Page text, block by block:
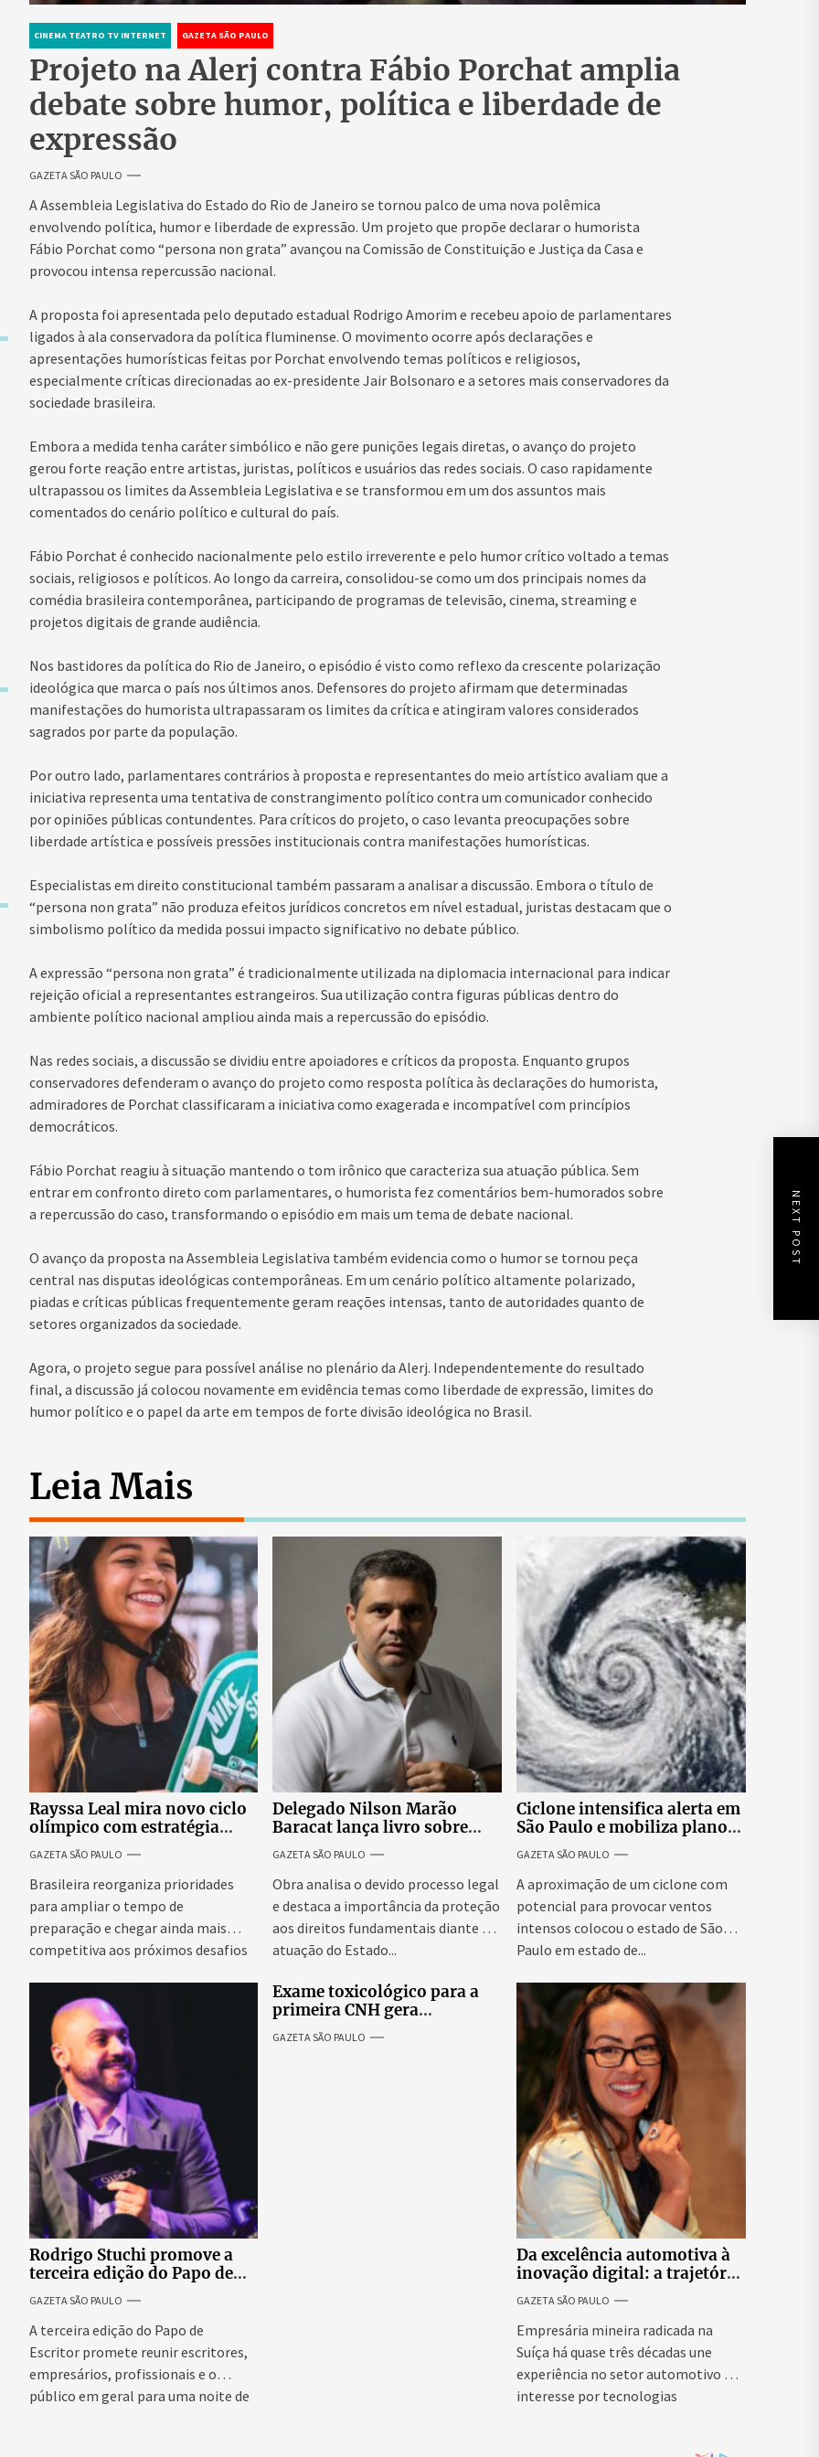
CINEMA TEATRO TV INTERNET GAZETA SÃO PAULO
Projeto na Alerj contra Fábio Porchat amplia
debate sobre humor, política e liberdade de
expressão
GAZETA SÃO PAULO
A Assembleia Legislativa do Estado do Rio de Janeiro se tornou palco de uma nova polêmica
envolvendo política, humor e liberdade de expressão. Um projeto que propõe declarar o humorista
Fábio Porchat como “persona non grata” avançou na Comissão de Constituição e Justiça da Casa e
provocou intensa repercussão nacional.
A proposta foi apresentada pelo deputado estadual Rodrigo Amorim e recebeu apoio de parlamentares
ligados à ala conservadora da política fluminense. O movimento ocorre após declarações e
apresentações humorísticas feitas por Porchat envolvendo temas políticos e religiosos,
especialmente críticas direcionadas ao ex-presidente Jair Bolsonaro e a setores mais conservadores da
sociedade brasileira.
Embora a medida tenha caráter simbólico e não gere punições legais diretas, o avanço do projeto
gerou forte reação entre artistas, juristas, políticos e usuários das redes sociais. O caso rapidamente
ultrapassou os limites da Assembleia Legislativa e se transformou em um dos assuntos mais
comentados do cenário político e cultural do país.
Fábio Porchat é conhecido nacionalmente pelo estilo irreverente e pelo humor crítico voltado a temas
sociais, religiosos e políticos. Ao longo da carreira, consolidou-se como um dos principais nomes da
comédia brasileira contemporânea, participando de programas de televisão, cinema, streaming e
projetos digitais de grande audiência.
Nos bastidores da política do Rio de Janeiro, o episódio é visto como reflexo da crescente polarização
ideológica que marca o país nos últimos anos. Defensores do projeto afirmam que determinadas
manifestações do humorista ultrapassaram os limites da crítica e atingiram valores considerados
sagrados por parte da população.
Por outro lado, parlamentares contrários à proposta e representantes do meio artístico avaliam que a
iniciativa representa uma tentativa de constrangimento político contra um comunicador conhecido
por opiniões públicas contundentes. Para críticos do projeto, o caso levanta preocupações sobre
liberdade artística e possíveis pressões institucionais contra manifestações humorísticas.
Especialistas em direito constitucional também passaram a analisar a discussão. Embora o título de
“persona non grata” não produza efeitos jurídicos concretos em nível estadual, juristas destacam que o
simbolismo político da medida possui impacto significativo no debate público.
A expressão “persona non grata” é tradicionalmente utilizada na diplomacia internacional para indicar
rejeição oficial a representantes estrangeiros. Sua utilização contra figuras públicas dentro do
ambiente político nacional ampliou ainda mais a repercussão do episódio.
Nas redes sociais, a discussão se dividiu entre apoiadores e críticos da proposta. Enquanto grupos
conservadores defenderam o avanço do projeto como resposta política às declarações do humorista,
admiradores de Porchat classificaram a iniciativa como exagerada e incompatível com princípios
democráticos.
Fábio Porchat reagiu à situação mantendo o tom irônico que caracteriza sua atuação pública. Sem
entrar em confronto direto com parlamentares, o humorista fez comentários bem-humorados sobre
a repercussão do caso, transformando o episódio em mais um tema de debate nacional.
O avanço da proposta na Assembleia Legislativa também evidencia como o humor se tornou peça
central nas disputas ideológicas contemporâneas. Em um cenário político altamente polarizado,
piadas e críticas públicas frequentemente geram reações intensas, tanto de autoridades quanto de
setores organizados da sociedade.
Agora, o projeto segue para possível análise no plenário da Alerj. Independentemente do resultado
final, a discussão já colocou novamente em evidência temas como liberdade de expressão, limites do
humor político e o papel da arte em tempos de forte divisão ideológica no Brasil.
NEXT POST
Leia Mais
Rayssa Leal mira novo ciclo
olímpico com estratégia
voltada a mais treinos e
evolução no skate
GAZETA SÃO PAULO
Brasileira reorganiza prioridades
para ampliar o tempo de
preparação e chegar ainda mais
competitiva aos próximos desafios
Delegado Nilson Marão
Baracat lança livro sobre
garantias constitucionais no
processo penal brasileiro
GAZETA SÃO PAULO
Obra analisa o devido processo legal
e destaca a importância da proteção
aos direitos fundamentais diante da
atuação do Estado...
Ciclone intensifica alerta em
São Paulo e mobiliza plano
emergencial para evitar
impactos no fornecimento
de energia
GAZETA SÃO PAULO
A aproximação de um ciclone com
potencial para provocar ventos
intensos colocou o estado de São
Paulo em estado de...
Rodrigo Stuchi promove a
terceira edição do Papo de
Escritor, podcast ao vivo que
reúne especialistas para
discutir saúde mental e
prosperidade.
GAZETA SÃO PAULO
A terceira edição do Papo de
Escritor promete reunir escritores,
empresários, profissionais e o
público em geral para uma noite de
Exame toxicológico para a
primeira CNH gera
denúncias de cortes
excessivos de cabelo e
GAZETA SÃO PAULO
Da excelência automotiva à
inovação digital: a trajetória
internacional da empresária
Adriene Silva
GAZETA SÃO PAULO
Empresária mineira radicada na
Suíça há quase três décadas une
experiência no setor automotivo e
interesse por tecnologias